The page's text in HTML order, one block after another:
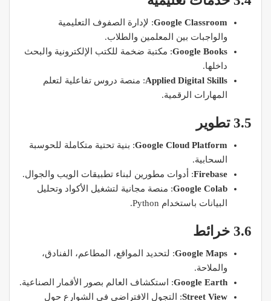
Google Classroom: لإدارة الصفوف التعليمية
والواجبات بين المعلمين والطلاب.
Google Books: مكتبة ضخمة للكتب الإلكترونية والبحث
داخلها.
Applied Digital Skills: منصة دروس تفاعلية لتعلم
المهارات الرقمية.
3.5 تطوير
Google Cloud Platform: بنية تحتية متكاملة للحوسبة
السحابية.
Firebase: أدوات مطورين لبناء تطبيقات الويب والجوال.
Google Colab: منصة مجانية لتشغيل الأكواد وتحليل
البيانات باستخدام Python.
3.6 خرائط
Google Maps: لتحديد المواقع، المطاعم، الفنادق،
والملاحة.
Google Earth: استكشاف العالم بصور الأقمار الصناعية.
Street View: التجول الافتراضي في الشوارع حول